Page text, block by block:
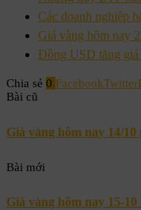
Các doanh nghiệp
Giá vàng hôm nay
Đồng USD tăng giá
Chia sẻ 0 FacebookTwitter
Bài cũ
Giá vàng hôm nay 14/
Bài mới
Giá vàng hôm nay 15-